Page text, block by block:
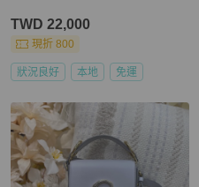
TWD 22,000
現折 800
狀況良好 本地 免運